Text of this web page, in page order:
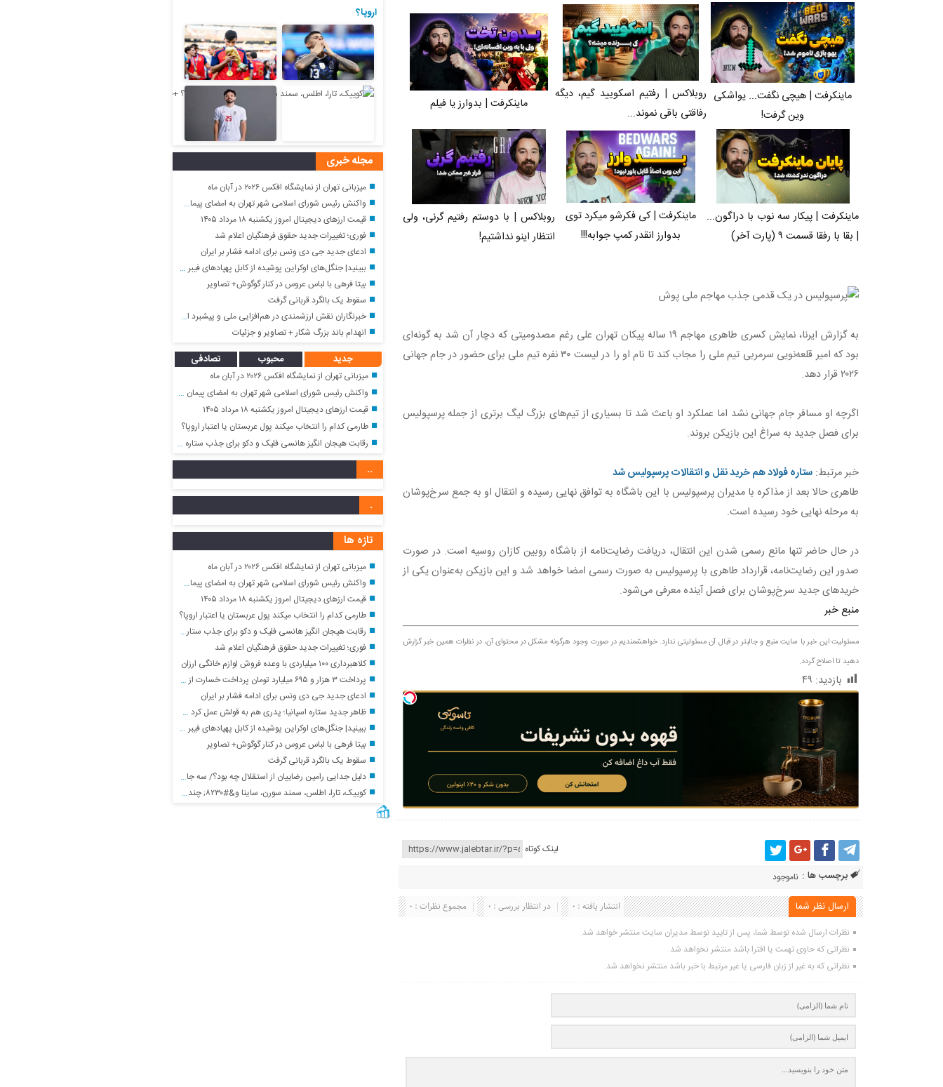
ماینکرفت | هیچی نگفت... یواشکی
وین گرفت!
روبلاکس | رفتیم اسکویید گیم، دیگه
رفاقتی باقی نموند...
ماینکرفت | بدوارز یا فیلم
ماینکرفت | پیکار سه نوب با دراگون...
| بقا با رفقا قسمت ۹ (پارت آخر)
ماینکرفت | کی فکرشو میکرد توی
بدوارز انقدر کمپ جوابه!!!
روبلاکس | با دوستم رفتیم گرنی، ولی
انتظار اینو نداشتیم!
به گزارش ایرنا، نمایش کسری طاهری مهاجم ۱۹ ساله پیکان تهران علی رغم مصدومیتی که دچار آن شد به گونه‌ای
بود که امیر قلعه‌نویی سرمربی تیم ملی را مجاب کند تا نام او را در لیست ۳۰ نفره تیم ملی برای حضور در جام جهانی
۲۰۲۶ قرار دهد.
اگرچه او مسافر جام‌ جهانی نشد اما عملکرد او باعث شد تا بسیاری از تیم‌های بزرگ لیگ برتری از جمله پرسپولیس
برای فصل جدید به سراغ این بازیکن بروند.
خبر مرتبط: ستاره فولاد هم خرید نقل و انتقالات پرسپولیس شد
طاهری حالا بعد از مذاکره با مدیران پرسپولیس با این باشگاه به توافق نهایی رسیده و انتقال او به جمع سرخ‌پوشان
به مرحله نهایی خود رسیده است.
در حال حاضر تنها مانع رسمی شدن این انتقال، دریافت رضایت‌نامه از باشگاه روبین کازان روسیه است. در صورت
صدور این رضایت‌نامه، قرارداد طاهری با پرسپولیس به صورت رسمی امضا خواهد شد و این بازیکن به‌عنوان یکی از
خریدهای جدید سرخ‌پوشان برای فصل آینده معرفی می‌شود.
منبع خبر
مسئولیت این خبر با سایت منبع و جالبتر در قبال آن مسئولیتی ندارد. خواهشمندیم در صورت وجود هرگونه مشکل در محتوای آن، در نظرات همین خبر گزارش
دهید تا اصلاح گردد.
بازدید: ۴۹
لینک کوتاه
برچسب ها : ناموجود
ارسال نظر شما مجموع نظرات : 0 در انتظار بررسی : 0 انتشار یافته : 0
نظرات ارسال شده توسط شما، پس از تایید توسط مدیران سایت منتشر خواهد شد.
نظراتی که حاوی تهمت یا افترا باشد منتشر نخواهد شد.
نظراتی که به غیر از زبان فارسی یا غیر مرتبط با خبر باشد منتشر نخواهد شد.
اروپا؟
مجله خبری
میزبانی تهران از نمایشگاه افکس ۲۰۲۶ در آبان ماه
واکنش رئیس شورای اسلامی شهر تهران به امضای پیمان مشترک دفاعی میان سه کشور پاکستان، عربستان سعودی و ترکیه
قیمت ارزهای دیجیتال امروز یکشنبه ۱۸ مرداد ۱۴۰۵
فوری؛ تغییرات جدید حقوق فرهنگیان اعلام شد
ادعای جدید جی دی ونس برای ادامه فشار بر ایران
ببینید| جنگل‌های اوکراین پوشیده از کابل پهپادهای فیبر نوری
بیتا فرهی با لباس عروس در کنار گوگوش+ تصاویر
سقوط یک بالگرد قربانی گرفت
خبرنگاران نقش ارزشمندی در هم‌افزایی ملی و پیشبرد اهداف توسعه کشور ایفا می‌کنند
انهدام باند بزرگ شکار + تصاویر و جزئیات
جدید محبوب تصادفی
میزبانی تهران از نمایشگاه افکس ۲۰۲۶ در آبان ماه
واکنش رئیس شورای اسلامی شهر تهران به امضای پیمان مشترک دفاعی میان سه کشور پاکستان، عربستان سعودی و ترکیه
قیمت ارزهای دیجیتال امروز یکشنبه ۱۸ مرداد ۱۴۰۵
طارمی کدام را انتخاب میکند پول عربستان یا اعتبار اروپا؟
رقابت هیجان انگیز هانسی فلیک و دکو برای جذب ستاره لیگ برتر
..
.
تازه ها
میزبانی تهران از نمایشگاه افکس ۲۰۲۶ در آبان ماه
واکنش رئیس شورای اسلامی شهر تهران به امضای پیمان مشترک دفاعی میان سه کشور پاکستان، عربستان سعودی و ترکیه
قیمت ارزهای دیجیتال امروز یکشنبه ۱۸ مرداد ۱۴۰۵
طارمی کدام را انتخاب میکند پول عربستان یا اعتبار اروپا؟
رقابت هیجان انگیز هانسی فلیک و دکو برای جذب ستاره لیگ برتر
فوری؛ تغییرات جدید حقوق فرهنگیان اعلام شد
کلاهبرداری ۱۰۰ میلیاردی با وعده فروش لوازم خانگی ارزان
پرداخت ۳ هزار و ۶۹۵ میلیارد تومان پرداخت خسارت از سوی صندوق تأمین
ادعای جدید جی دی ونس برای ادامه فشار بر ایران
ظاهر جدید ستاره اسپانیا؛ پدری هم به قولش عمل کرد +ویدیو
ببینید| جنگل‌های اوکراین پوشیده از کابل پهپادهای فیبر نوری
بیتا فرهی با لباس عروس در کنار گوگوش+ تصاویر
سقوط یک بالگرد قربانی گرفت
دلیل جدایی رامین رضاییان از استقلال چه بود؟/ سه جام سخت پیش روی آبی‌ها
کوییک، تارا، اطلس، سمند سورن، ساینا و&#۸۲۳۰; چند؟ +جدول